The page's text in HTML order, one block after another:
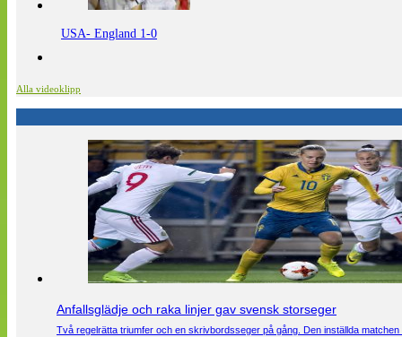
USA- England 1-0
Alla videoklipp
Anfallsglädje och raka linjer gav svensk storseger
Två regelrätta triumfer och en skrivbordsseger på gång. Den inställda